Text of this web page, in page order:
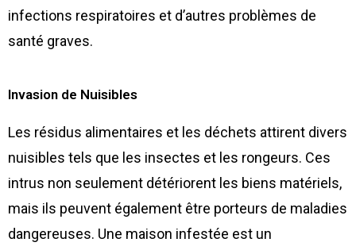
infections respiratoires et d’autres problèmes de
santé graves.
Invasion de Nuisibles
Les résidus alimentaires et les déchets attirent divers
nuisibles tels que les insectes et les rongeurs. Ces
intrus non seulement détériorent les biens matériels,
mais ils peuvent également être porteurs de maladies
dangereuses. Une maison infestée est un